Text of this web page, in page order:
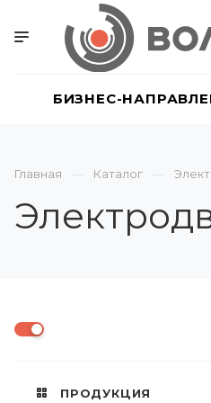
БИЗНЕС-
Главная Каталог
ПРОДУКЦИЯ